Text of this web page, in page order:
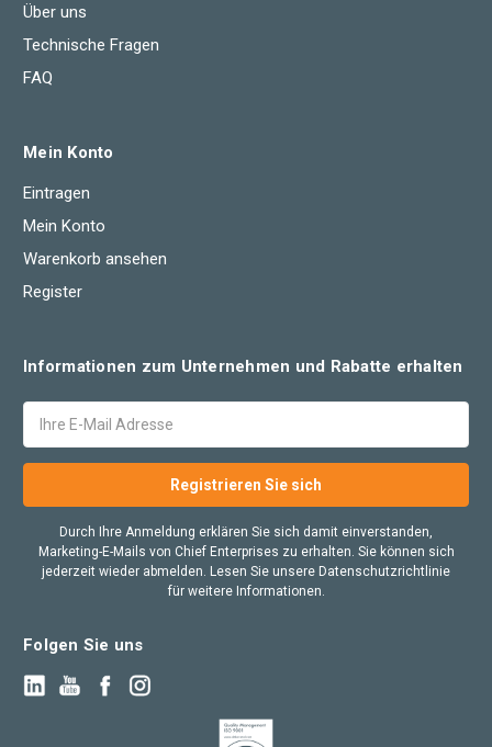
Über uns
Technische Fragen
FAQ
Mein Konto
Eintragen
Mein Konto
Warenkorb ansehen
Register
Informationen zum Unternehmen und Rabatte erhalten
Mail
Durch Ihre Anmeldung erklären Sie sich damit einverstanden,
Marketing-E-Mails von Chief Enterprises zu erhalten. Sie können sich
jederzeit wieder abmelden. Lesen Sie unsere Datenschutzrichtlinie
für weitere Informationen.
Folgen Sie uns